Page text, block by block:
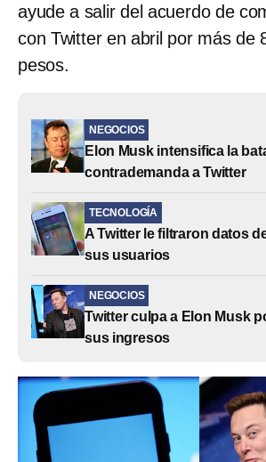
ayude a salir del acuerdo de
con Twitter en abril por más de
pesos.
NEGOCIOS
Elon Musk intensifica la
contrademanda a Twitter
TECNOLOGÍA
A Twitter le filtraron datos
sus usuarios
NEGOCIOS
Twitter culpa a Elon Musk
sus ingresos